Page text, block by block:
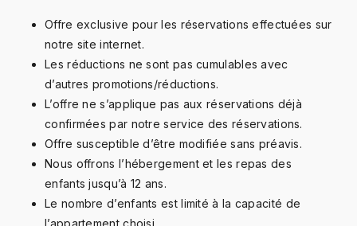
Offre exclusive pour les réservations effectuées sur
notre site internet.
Les réductions ne sont pas cumulables avec
d’autres promotions/réductions.
L’offre ne s’applique pas aux réservations déjà
confirmées par notre service des réservations.
Offre susceptible d’être modifiée sans préavis.
Nous offrons l’hébergement et les repas des
enfants jusqu’à 12 ans.
Le nombre d’enfants est limité à la capacité de
l’appartement choisi.